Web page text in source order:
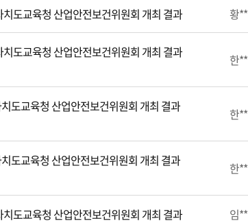
도교육청 산업안전보건위원회 개최 결과 황**
도교육청 산업안전보건위원회 개최 결과
한**
도교육청 산업안전보건위원회 개최 결과
한**
도교육청 산업안전보건위원회 개최 결과
한**
도교육청 산업안전보건위원회 개최 결과 임**